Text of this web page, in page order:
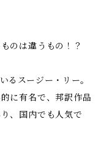
のは違うもの！？
るスージー・リー。
に有名で、邦訳作品
、国内でも人気で